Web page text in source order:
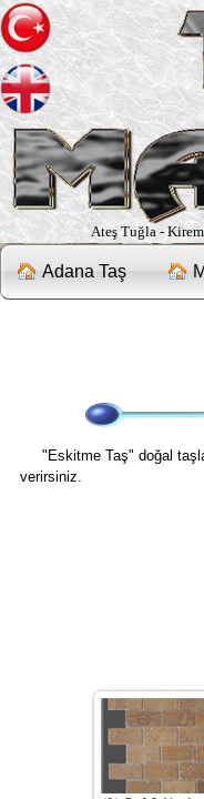
Ateş Tuğla -
"Eskitme Taş" doğal
verirsiniz.
Adana Taş